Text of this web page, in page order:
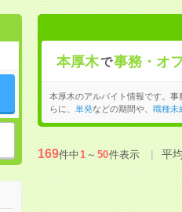
本厚木で事務・オ
本厚木のアルバイト情報です。事
らに、
単発などの期間や、 職種未
169件中1～50件表示 平